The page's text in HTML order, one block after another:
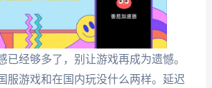
已经够多了，别让游戏再成为遗憾。
服游戏和在国内玩没什么两样。延迟